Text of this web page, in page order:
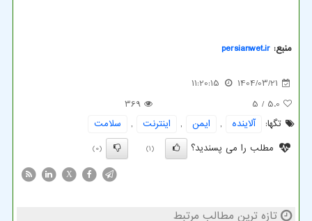
منبع: persianwet.ir
1404/03/21
11:20:15
5.0
/ 5
369
تگها:
آلاینده , ایمن , اینترنت ,
سلامت
مطلب را می پسندید؟
(1)
(0)
X
تازه ترین مطالب مرتبط